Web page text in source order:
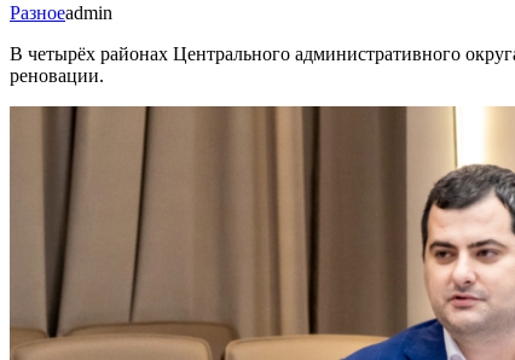
Разноеadmin
В четырёх районах Центрального административного
реновации.